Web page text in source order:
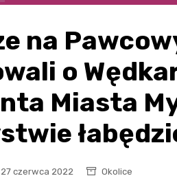
na
o
Miasta
27 czerwca 2022 Okolice